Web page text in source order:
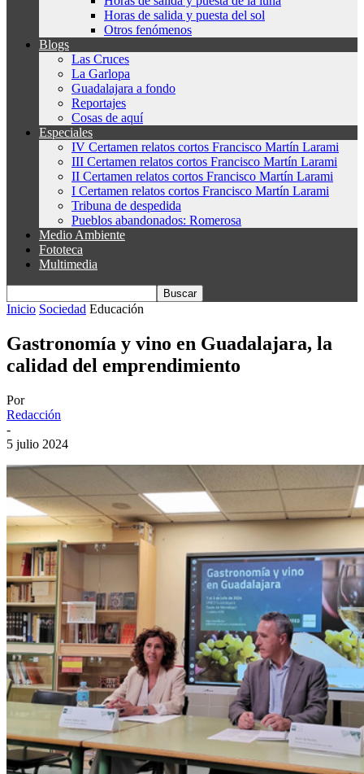
Horas de salida y puesta del sol
Otros fenómenos
Blogs
Las Cruces
La Garlopa
Guadalajara a fondo
Reportajes
Cosas de aquí
Especiales
IV Certamen relatos cortos Francisco Martín Larami
III Certamen relatos cortos Francisco Martín Larami
II Certamen relatos cortos Francisco Martín Larami
I Certamen relatos cortos Francisco Martín Larami
Tribuna de despedida
Pueblos abandonados: Romerosa
Medio Ambiente
Fototeca
Multimedia
Inicio Sociedad Educación
Gastronomía y vino en Guadalajara, la
calidad del emprendimiento
Por
Redacción
-
5 julio 2024